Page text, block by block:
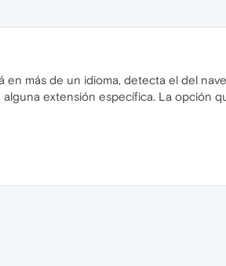
en más de un idioma, detecta el del
extensión específica. La opción